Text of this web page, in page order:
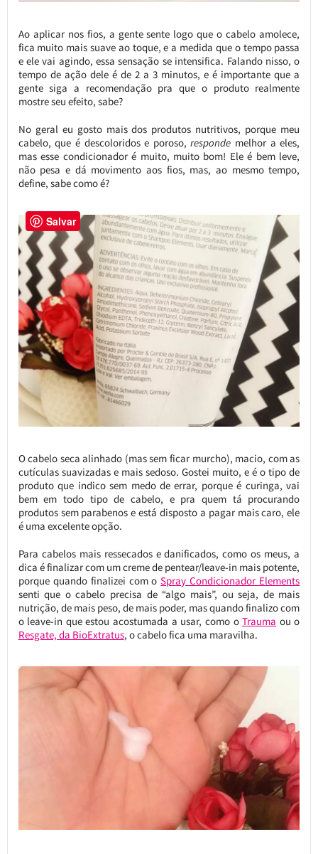
Ao aplicar nos fios, a gente sente logo que o cabelo amolece,
fica muito mais suave ao toque, e a medida que o tempo passa
e ele vai agindo, essa sensação se intensifica. Falando nisso, o
tempo de ação dele é de 2 a 3 minutos, e é importante que a
gente siga a recomendação pra que o produto realmente
mostre seu efeito, sabe?
No geral eu gosto mais dos produtos nutritivos, porque meu
cabelo, que é descoloridos e poroso,responde melhor a eles,
mas esse condicionador é muito, muito bom! Ele é bem leve,
não pesa e dá movimento aos fios, mas, ao mesmo tempo,
define, sabe como é?
O cabelo seca alinhado (mas sem ficar murcho), macio, com as
cutículas suavizadas e mais sedoso. Gostei muito, e é o tipo de
produto que indico sem medo de errar, porque é curinga, vai
bem em todo tipo de cabelo, e pra quem tá procurando
produtos sem parabenos e está disposto a pagar mais caro, ele
é uma excelente opção.
Para cabelos mais ressecados e danificados, como os meus, a
dica é finalizar com um creme de pentear/leave-in mais potente,
porque quando finalizei com oSpray Condicionador Elements
senti que o cabelo precisa de “algo mais”, ou seja, de mais
nutrição, de mais peso, de mais poder, mas quando finalizo com
o leave-in que estou acostumada a usar, como oTrauma ou o
Resgate, da BioExtratus, o cabelo fica uma maravilha.
Salvar